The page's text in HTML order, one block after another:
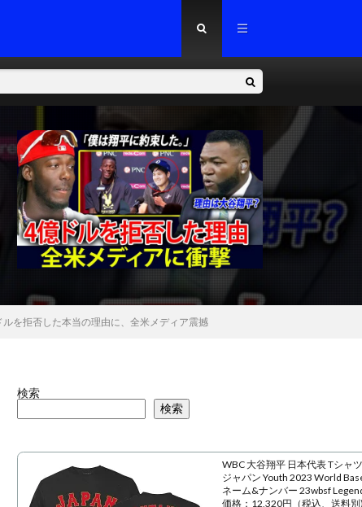
を拒否した本当の理由に、全米メディア震撼
検索
検索
WBC 大谷翔平 日本代表 Tシャ
ジャパン Youth 2023 World
ネーム&ナンバー 23wbsf
価格：12,320円（税込、送料別